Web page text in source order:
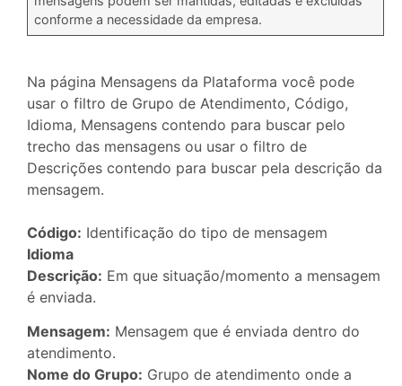
conforme a necessidade da empresa.
Na página Mensagens da Plataforma você pode
usar o filtro de Grupo de Atendimento, Código,
Idioma, Mensagens contendo para buscar pelo
trecho das mensagens ou usar o filtro de
Descrições contendo para buscar pela descrição da
mensagem.
Código: Identificação do tipo de mensagem
Idioma
Descrição: Em que situação/momento a mensagem
é enviada.
Mensagem: Mensagem que é enviada dentro do
atendimento.
Nome do Grupo: Grupo de atendimento onde a